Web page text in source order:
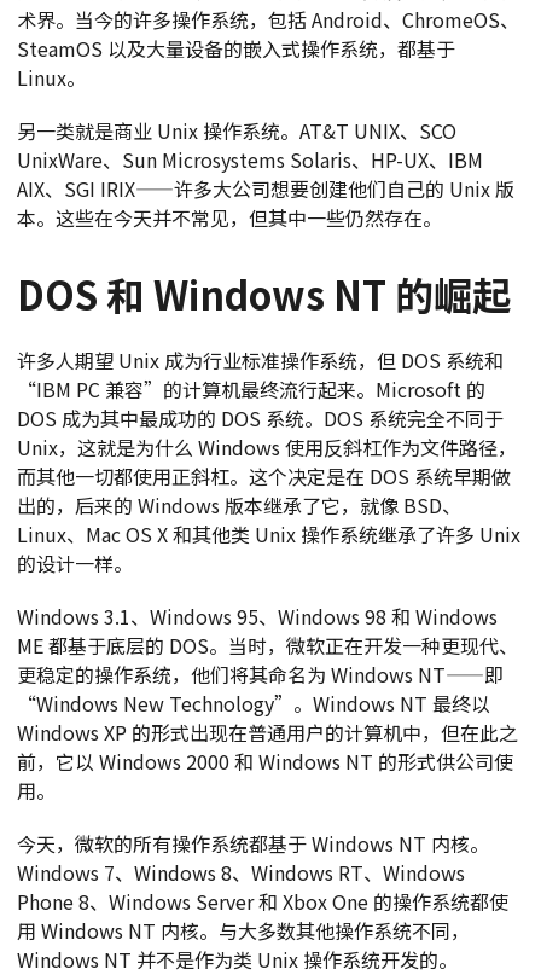
术界。当今的许多操作系统，包括 Android、ChromeOS、
SteamOS 以及大量设备的嵌入式操作系统，都基于
Linux。
另一类就是商业 Unix 操作系统。AT&T UNIX、SCO
UnixWare、Sun Microsystems Solaris、HP-UX、IBM
AIX、SGI IRIX——许多大公司想要创建他们自己的 Unix 版
本。这些在今天并不常见，但其中一些仍然存在。
DOS 和 Windows NT 的崛起
许多人期望 Unix 成为行业标准操作系统，但 DOS 系统和
“IBM PC 兼容”的计算机最终流行起来。Microsoft 的
DOS 成为其中最成功的 DOS 系统。DOS 系统完全不同于
Unix，这就是为什么 Windows 使用反斜杠作为文件路径，
而其他一切都使用正斜杠。这个决定是在 DOS 系统早期做
出的，后来的 Windows 版本继承了它，就像 BSD、
Linux、Mac OS X 和其他类 Unix 操作系统继承了许多 Unix
的设计一样。
Windows 3.1、Windows 95、Windows 98 和 Windows
ME 都基于底层的 DOS。当时，微软正在开发一种更现代、
更稳定的操作系统，他们将其命名为 Windows NT——即
“Windows New Technology”。Windows NT 最终以
Windows XP 的形式出现在普通用户的计算机中，但在此之
前，它以 Windows 2000 和 Windows NT 的形式供公司使
用。
今天，微软的所有操作系统都基于 Windows NT 内核。
Windows 7、Windows 8、Windows RT、Windows
Phone 8、Windows Server 和 Xbox One 的操作系统都使
用 Windows NT 内核。与大多数其他操作系统不同，
Windows NT 并不是作为类 Unix 操作系统开发的。